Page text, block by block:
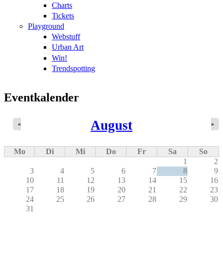
Charts
Tickets
Playground
Webstuff
Urban Art
Win!
Trendspotting
Eventkalender
August
« »
Mo Di Mi Do Fr Sa
So
1
2
3
4 5 6 7 8
9
10
11 12 13 14 15
16
17
18 19 20 21 22
23
24
25 26 27 28 29
30
31